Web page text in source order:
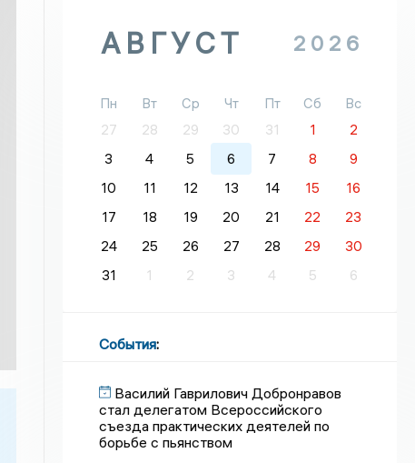
АВГУСТ 2026
Пн Вт Ср Чт Пт Сб
Вс
27
28 29 30 31 1
2
3
4 5 6 7 8
9
10
11 12 13 14 15
16
17
18 19 20 21 22
23
24
25 26 27 28 29
30
31
1 2 3 4 5 6
События:
Василий Гаврилович Добронравов
стал делегатом Всероссийского
съезда практических деятелей по
борьбе с пьянством